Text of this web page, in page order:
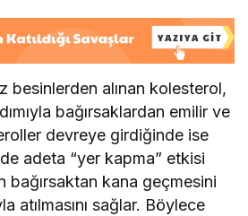
besinlerden alınan kolesterol,
bağırsaklardan emilir ve
devreye girdiğinde ise
adeta “yer kapma” etkisi
bağırsaktan kana geçmesini
atılmasını sağlar. Böylece